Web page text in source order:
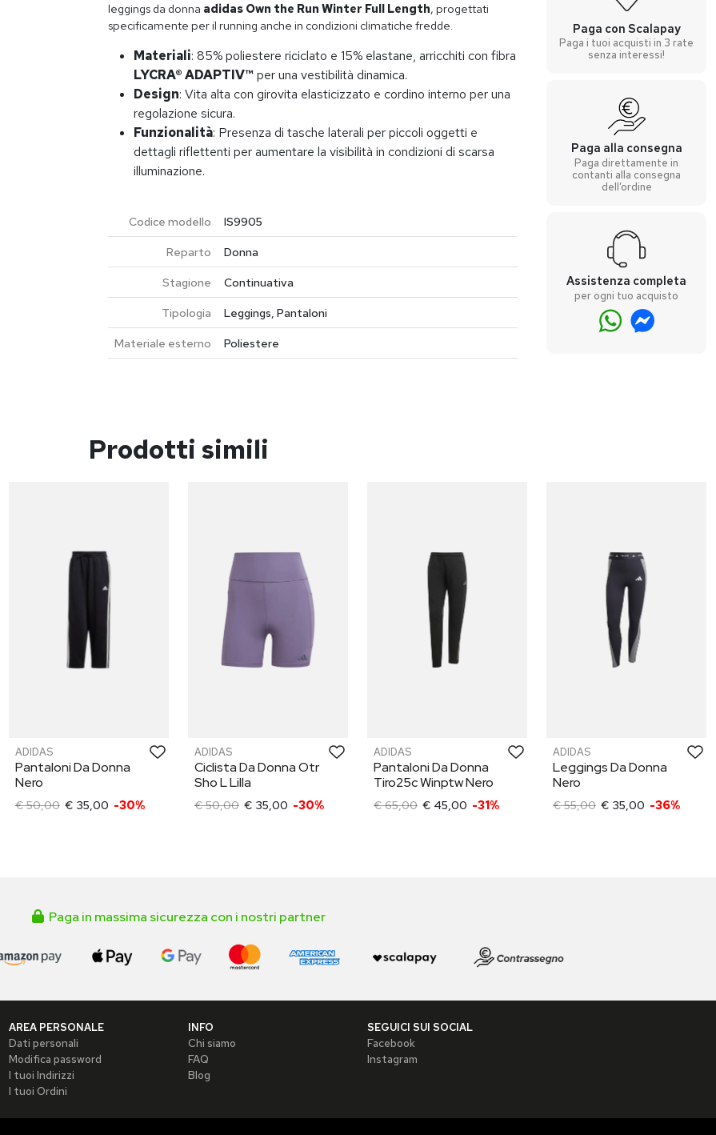
leggings da donna adidas Own the Run Winter Full Length, progettati
specificamente per il running anche in condizioni climatiche fredde.
Materiali: 85% poliestere riciclato e 15% elastane, arricchiti con fibra
LYCRA® ADAPTIV™per una vestibilità dinamica.
Design: Vita alta con girovita elasticizzato e cordino interno per una
regolazione sicura.
Funzionalità: Presenza di tasche laterali per piccoli oggetti e
dettagli riflettenti per aumentare la visibilità in condizioni di scarsa
illuminazione.
Codice modello
IS9905
Reparto
Donna
Stagione
Continuativa
Tipologia
Leggings, Pantaloni
Materiale esterno
Poliestere
Paga con Scalapay
Paga i tuoi acquisti in 3 rate
senza interessi!
Paga alla consegna
Paga direttamente in
contanti alla consegna
dell’ordine
Assistenza completa
per ogni tuo acquisto
Prodotti simili
ADIDAS
Pantaloni Da Donna
Nero
€ 50,00 € 35,00 -30%
ADIDAS
Ciclista Da Donna Otr
Sho L Lilla
€ 50,00 € 35,00 -30%
ADIDAS
Pantaloni Da Donna
Tiro25c Winptw Nero
€ 65,00 € 45,00 -31%
ADIDAS
Leggings Da Donna
Nero
€ 55,00 € 35,00 -36%
Paga in massima sicurezza con i nostri partner
AREA PERSONALE
Dati personali
Modifica password
I tuoi Indirizzi
I tuoi Ordini
INFO
Chi siamo
FAQ
Blog
SEGUICI SUI SOCIAL
Facebook
Instagram